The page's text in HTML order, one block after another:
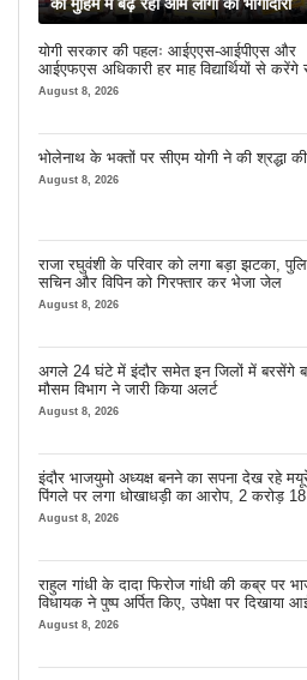
योगी सरकार की पहलः आईएएस-आईपीएस और
आईएफएस अधिकारी हर माह विद्यार्थियों से करेंगे
August 8, 2026
भोलेनाथ के भक्तों पर सीएम योगी ने की श्रद्धा की
August 8, 2026
राजा रघुवंशी के परिवार को लगा बड़ा झटका,
सचिन और विपिन को गिरफ्तार कर भेजा जेल
August 8, 2026
अगले 24 घंटे में इंदौर समेत इन जिलों में बरसेंगे
मौसम विभाग ने जारी किया अलर्ट
August 8, 2026
इंदौर भाजयुमो अध्यक्ष बनने का सपना देख रहे
पिंगले पर लगा धोखाधड़ी का आरोप, 2 करोड़ 18
लेने के बाद भी नहीं दिया जमीन का कब्जा
August 8, 2026
राहुल गांधी के दादा फिरोज गांधी की कब्र पर
विधायक ने पुष्प अर्पित किए, उपेक्षा पर दिखाया
August 8, 2026